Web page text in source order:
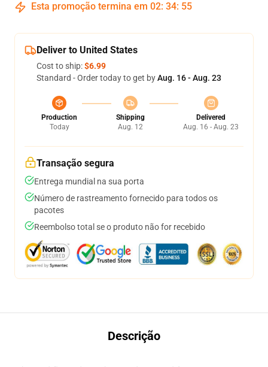
Esta promoção termina em 02: 34: 54
Deliver to United States
Cost to ship:$6.99
Standard - Order today to get byAug. 16 - Aug. 23
Production
Today
Shipping
Aug. 12
Delivered
Aug. 16 - Aug. 23
Transação segura
Entrega mundial na sua porta
Número de rastreamento fornecido para todos os
pacotes
Reembolso total se o produto não for recebido
Descrição